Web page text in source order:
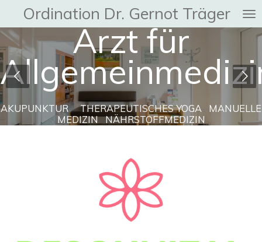
Zum
Hauptinhalt
springen
Ordination Dr. Gernot Träger
Arzt für
AKUPUNKTUR THERAPEUTISCHES YOGA MANUELLE
MEDIZIN NÄHRSTOFFMEDIZIN